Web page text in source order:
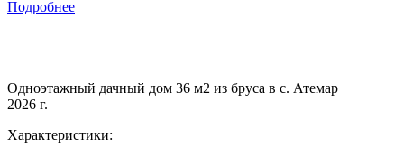
Подробнее
Одноэтажный дачный дом 36 м2 из бруса в с. Атемар
2026 г.
Характеристики: